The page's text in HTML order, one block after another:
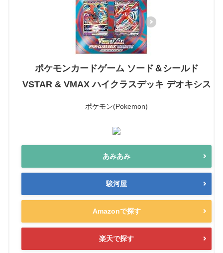
ポケモンカードゲーム ソード＆シールド
VSTAR & VMAX ハイクラスデッキ デオキシス
ポケモン(Pokemon)
あみあみ
駿河屋
Amazonで探す
楽天で探す